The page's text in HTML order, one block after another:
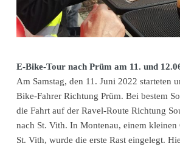
E-Bike-Tour nach Prüm am 11. und
Am Samstag, den 11. Juni 2022 starteten
Bike-Fahrer Richtung Prüm. Bei bestem
die Fahrt auf der Ravel-Route Richtung
nach St. Vith. In Montenau, einem
St. Vith, wurde die erste Rast eingelegt.